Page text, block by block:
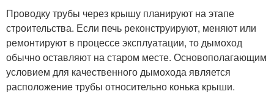
Проводку трубы через крышу планируют на этапе
строительства. Если печь реконструируют, меняют или
ремонтируют в процессе эксплуатации, то дымоход
обычно оставляют на старом месте. Основополагающим
условием для качественного дымохода является
расположение трубы относительно конька крыши.